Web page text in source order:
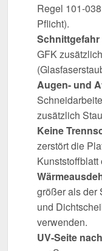
Regel 101-
Pflicht).
Schnittgefahr
GFK
Augen- und
zusätzlich
Keine
zerstört die
größer als der
und
verwenden.
UV-Seite